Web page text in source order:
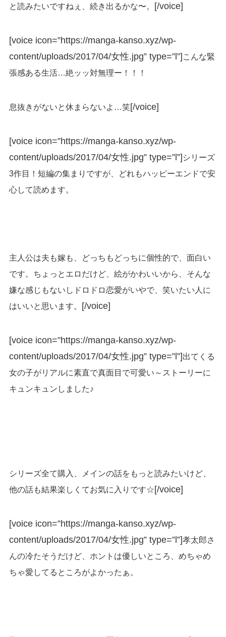
と読みたいですねぇ、続き出るかな〜。
[/voice]
[voice icon=”https://manga-kanso.xyz/wp-
content/uploads/2017/04/女性.jpg” type=”l”]こんな緊
張感ある生活…絶ッッ対無理ー！！！
息抜きがないと休まらないよ…笑[/voice]
[voice icon=”https://manga-kanso.xyz/wp-
content/uploads/2017/04/女性.jpg” type=”l”]シリーズ
3作目！短編の集まりですが、どれもハッピーエンドで安
心して読めます。
主人公は夫も嫁も、どっちもどっちに個性的で、面白い
です。ちょっとエロだけど、絵がかわいいから、そんな
嫌な感じもないしドロドロ恋愛がいやで、笑いたい人に
はいいと思います。
[/voice]
[voice icon=”https://manga-kanso.xyz/wp-
content/uploads/2017/04/女性.jpg” type=”l”]出てくる
女の子がリアルに素直で真面目で可愛い～ストーリーに
キュンキュンしました♪
シリーズ全て購入、メインの話をもっと読みたいけど、
他の話も結果楽しくてお気に入りです☆[/voice]
[voice icon=”https://manga-kanso.xyz/wp-
content/uploads/2017/04/女性.jpg” type=”l”]孝太郎さ
んの冷たそうだけど、ホントは優しいところ、めちゃめ
ちゃ愛してるところがよかったぁ。